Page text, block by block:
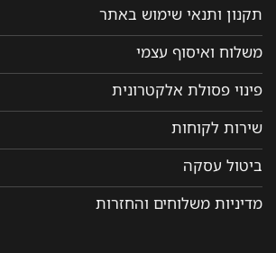
תקנון ותנאי שימוש באתר
משלוח ואיסוף עצמי
פינוי פסולת אלקטרונית
שירות לקוחות
ביטול עסקה
מדיניות משלוחים והחזרות